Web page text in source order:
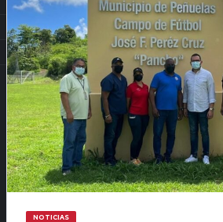
NOTICIAS